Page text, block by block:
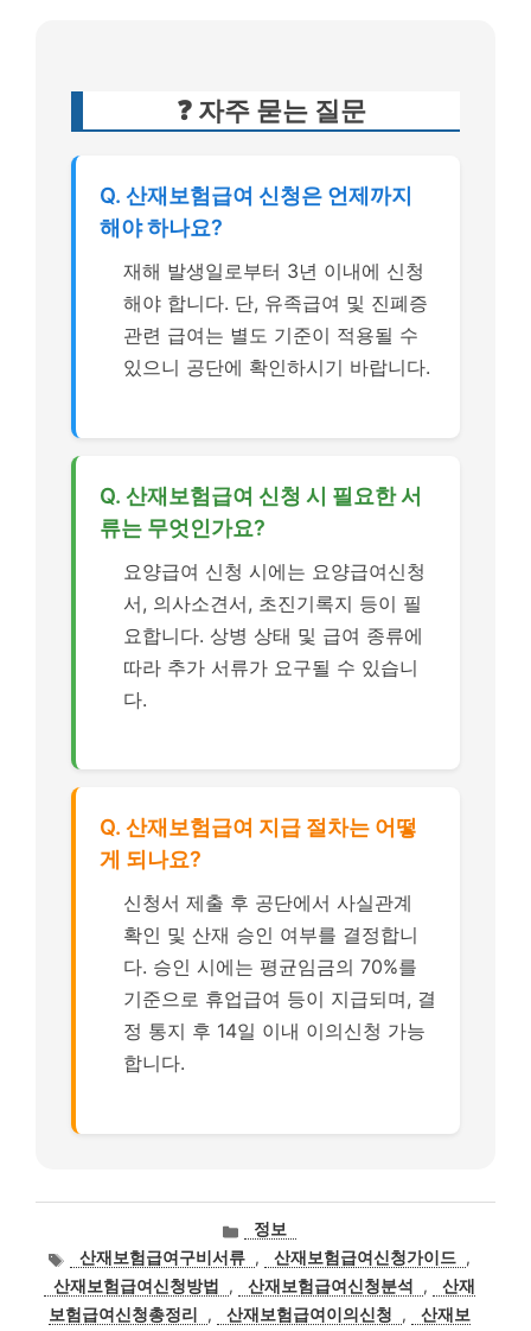
❓ 자주 묻는 질문
Q. 산재보험급여 신청은 언제까지
해야 하나요?
재해 발생일로부터 3년 이내에 신청
해야 합니다. 단, 유족급여 및 진폐증
관련 급여는 별도 기준이 적용될 수
있으니 공단에 확인하시기 바랍니다.
Q. 산재보험급여 신청 시 필요한 서
류는 무엇인가요?
요양급여 신청 시에는 요양급여신청
서, 의사소견서, 초진기록지 등이 필
요합니다. 상병 상태 및 급여 종류에
따라 추가 서류가 요구될 수 있습니
다.
Q. 산재보험급여 지급 절차는 어떻
게 되나요?
신청서 제출 후 공단에서 사실관계
확인 및 산재 승인 여부를 결정합니
다. 승인 시에는 평균임금의 70%를
기준으로 휴업급여 등이 지급되며, 결
정 통지 후 14일 이내 이의신청 가능
합니다.
카
고
리
정보
태
그
산재보험급여구비서류 , 산재보험급여신청가이드 ,
산재보험급여신청방법
, 산재보험급여신청분석 ,
산재
보험급여신청총정리
, 산재보험급여이의신청 ,
산재보